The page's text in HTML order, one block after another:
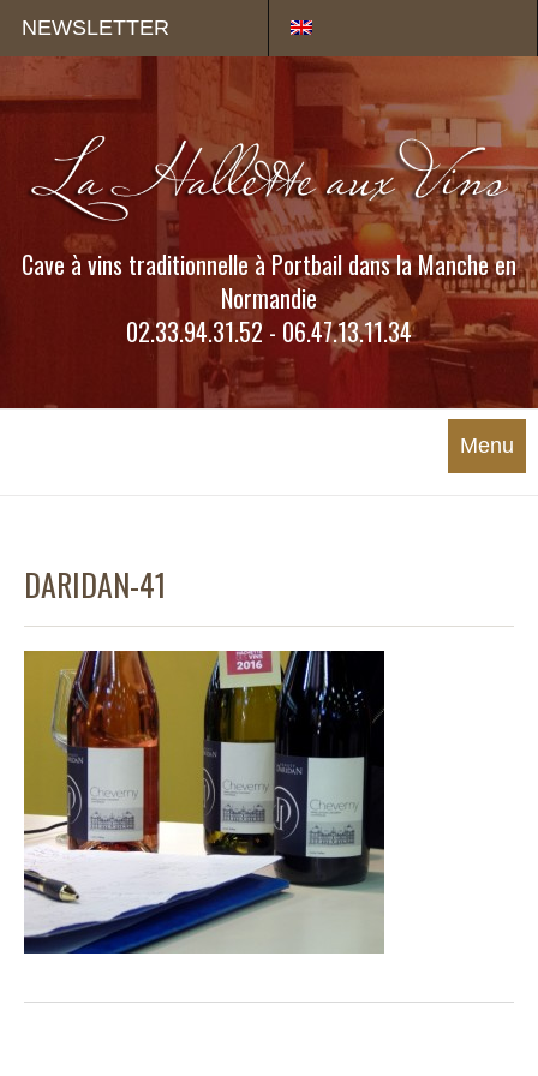
NEWSLETTER
Cave à vins traditionnelle à Portbail dans la Manche en
Normandie
02.33.94.31.52 - 06.47.13.11.34
Menu
DARIDAN-41
Panneau de gestion des cookies